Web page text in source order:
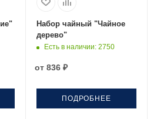
Набор чайный "Чайное
дерево"
Есть в наличии: 2750
от 836 ₽
ПОДРОБНЕЕ